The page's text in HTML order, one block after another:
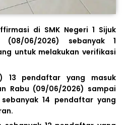
di SMK Negeri 1 Sijuk
(08/06/2026) sebanyak 1
untuk melakukan verifikasi
13 pendaftar yang masuk
Rabu (09/06/2026) sampai
14 pendaftar yang